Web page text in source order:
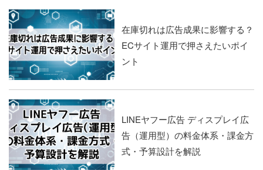
在庫切れは広告成果に影響する？
ECサイト運用で押さえたいポイ
ント
LINEヤフー広告 ディスプレイ広
告（運用型）の料金体系・課金方
式・予算設計を解説